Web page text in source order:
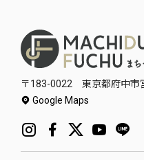
〒183-0022 東京都府中
Google Maps